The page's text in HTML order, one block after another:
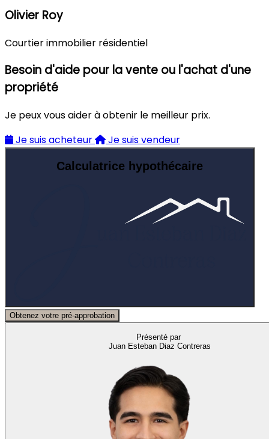
Olivier Roy
Courtier immobilier résidentiel
Besoin d'aide pour la vente ou l'achat d'une
propriété
Je peux vous aider à obtenir le meilleur prix.
Je suis acheteur
Je suis vendeur
Calculatrice hypothécaire
Obtenez votre pré-approbation
Présenté par
Juan Esteban Diaz Contreras